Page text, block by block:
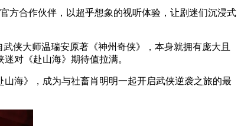
方合作伙伴，以超乎想象的视听体验，让剧迷们沉浸式
侠大师温瑞安原著《神州奇侠》，本身就拥有庞大且
对《赴山海》期待值拉满。
海》，成为与社畜肖明明一起开启武侠逆袭之旅的最